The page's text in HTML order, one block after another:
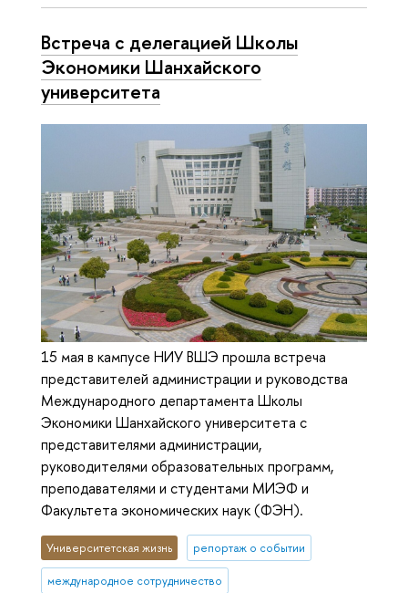
Встреча с делегацией Школы
Экономики Шанхайского
университета
15 мая в кампусе НИУ ВШЭ прошла встреча
представителей администрации и руководства
Международного департамента Школы
Экономики Шанхайского университета с
представителями администрации,
руководителями образовательных программ,
преподавателями и студентами МИЭФ и
Факультета экономических наук (ФЭН).
Университетская жизнь репортаж о событии
международное сотрудничество